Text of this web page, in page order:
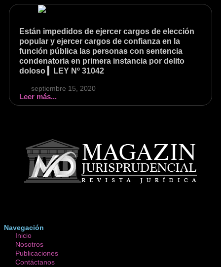
Están impedidos de ejercer cargos de elección
popular y ejercer cargos de confianza en la
función pública las personas con sentencia
condenatoria en primera instancia por delito
doloso ▎LEY Nº 31042
septiembre 15, 2020
Leer más...
Navegación
Inicio
Nosotros
Publicaciones
Contáctanos